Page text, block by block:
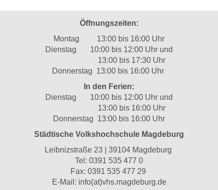
Öffnungszeiten:
Montag 13:00 bis 16:00 Uhr
Dienstag 10:00 bis 12:00 Uhr und
13:00 bis 17:30 Uhr
Donnerstag 13:00 bis 16:00 Uhr
In den Ferien:
Dienstag 10:00 bis 12:00 Uhr und
13:00 bis 16:00 Uhr
Donnerstag 13:00 bis 16:00 Uhr
Städtische Volkshochschule Magdeburg
Leibnizstraße 23 | 39104 Magdeburg
Tel: 0391 535 477 0
Fax: 0391 535 477 29
E-Mail: info(at)vhs.magdeburg.de